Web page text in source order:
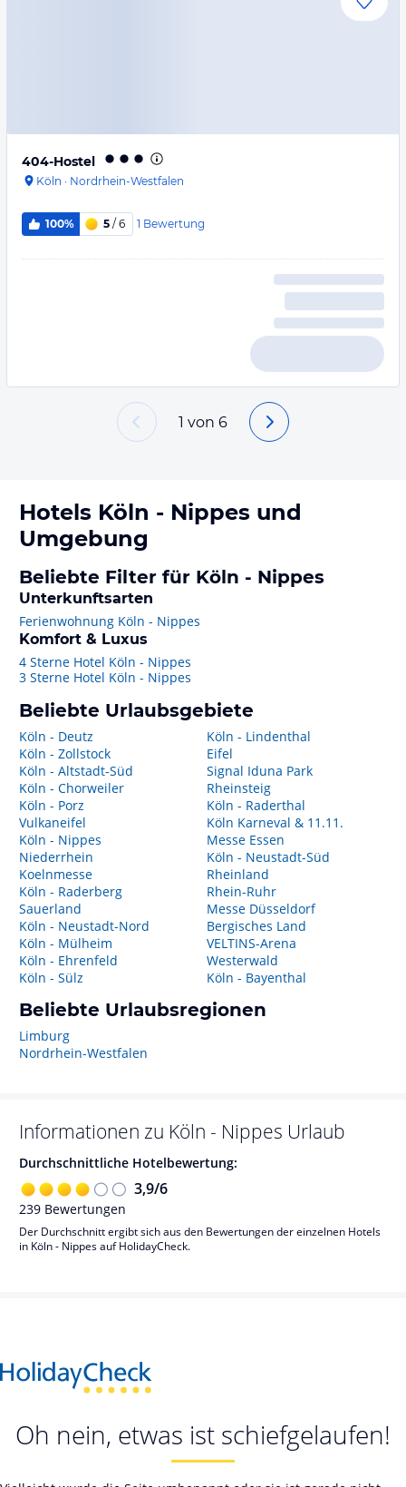
404-Hostel
Köln · Nordrhein-Westfalen
100% 5 / 6 1 Bewertung
1 von 6
Hotels Köln - Nippes und
Umgebung
Beliebte Filter für Köln - Nippes
Unterkunftsarten
Ferienwohnung Köln - Nippes
Komfort & Luxus
4 Sterne Hotel Köln - Nippes
3 Sterne Hotel Köln - Nippes
Beliebte Urlaubsgebiete
Köln - Deutz
Köln - Zollstock
Köln - Altstadt-Süd
Köln - Chorweiler
Köln - Porz
Vulkaneifel
Köln - Nippes
Niederrhein
Koelnmesse
Köln - Raderberg
Sauerland
Köln - Neustadt-Nord
Köln - Mülheim
Köln - Ehrenfeld
Köln - Sülz
Köln - Lindenthal
Eifel
Signal Iduna Park
Rheinsteig
Köln - Raderthal
Köln Karneval & 11.11.
Messe Essen
Köln - Neustadt-Süd
Rheinland
Rhein-Ruhr
Messe Düsseldorf
Bergisches Land
VELTINS-Arena
Westerwald
Köln - Bayenthal
Beliebte Urlaubsregionen
Limburg
Nordrhein-Westfalen
Informationen zu Köln - Nippes Urlaub
Durchschnittliche Hotelbewertung:
3,9/6
239 Bewertungen
Der Durchschnitt ergibt sich aus den Bewertungen der einzelnen Hotels
in Köln - Nippes auf HolidayCheck.
Oh nein, etwas ist schiefgelaufen!